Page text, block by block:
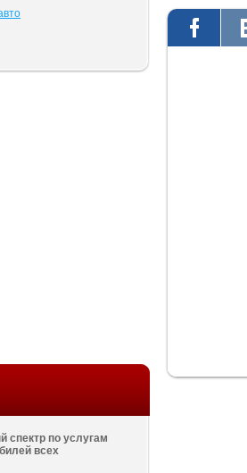
по услугам
всех